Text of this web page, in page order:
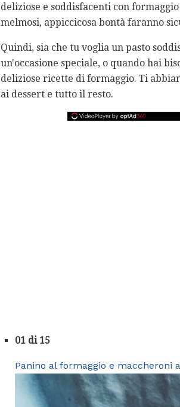
deliziose e soddisfacenti con
melmosi, appiccicosa bontà faranno
Quindi, sia che tu voglia un pasto
un'occasione speciale, o quando hai
deliziose ricette di formaggio. Ti
ai dessert e tutto il resto.
01 di 15
Panino al formaggio e maccheroni